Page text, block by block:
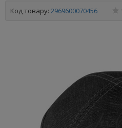
Код товару: 2969600070456